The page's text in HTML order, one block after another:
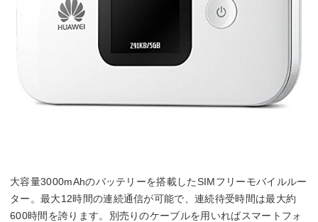
大容量3000mAhのバッテリーを搭載したSIMフリーモバイルルー
ター。最大12時間の連続通信が可能で、連続待受時間は最大約
600時間を誇ります。別売りのケーブルを用いればスマートフォ